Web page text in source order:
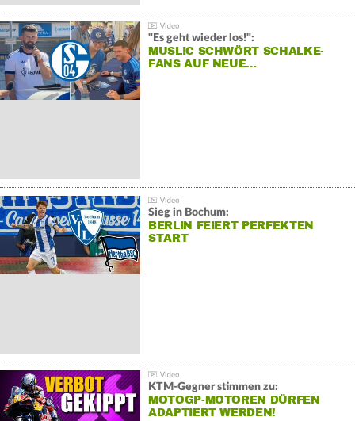
"Es geht wieder los!":
MUSLIC SCHWÖRT SCHALKE-
FANS AUF NEUE…
Sieg in Bochum:
BERLIN FEIERT PERFEKTEN
START
KTM-Gegner stimmen zu:
MOTOGP-MOTOREN DÜRFEN
ADAPTIERT WERDEN!